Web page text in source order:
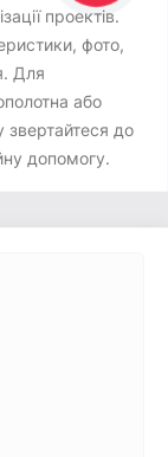
проектів.
фото,
Для
або
звертайтеся до
допомогу.